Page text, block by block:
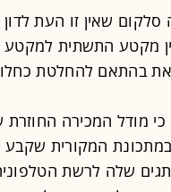
סלקום שאין זו העת
מקטע התשתית למקטע
בהתאם להחלטת
מודל המכירה החוזרת
המקורית
שלה לרשת